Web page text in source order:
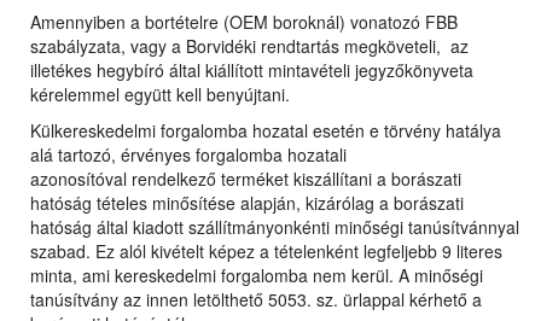
Amennyiben a bortételre (OEM boroknál) vonatozó FBB
szabályzata, vagy a Borvidéki rendtartás megköveteli, az
illetékes hegybíró által kiállított mintavételi jegyzőkönyveta
kérelemmel együtt kell benyújtani.
Külkereskedelmi forgalomba hozatal esetén e törvény hatálya
alá tartozó, érvényes forgalomba hozatali
azonosítóval rendelkező terméket kiszállítani a borászati
hatóság tételes minősítése alapján, kizárólag a borászati
hatóság által kiadott szállítmányonkénti minőségi tanúsítvánnyal
szabad. Ez alól kivételt képez a tételenként legfeljebb 9 literes
minta, ami kereskedelmi forgalomba nem kerül. A minőségi
tanúsítvány az innen letölthető 5053. sz. ürlappal kérhető a